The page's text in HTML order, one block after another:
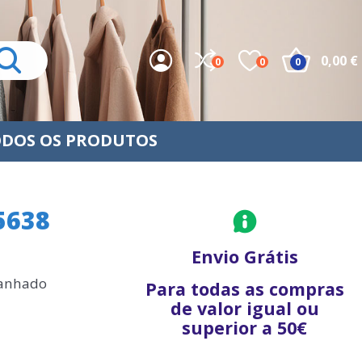
0 0 0,00 €
0
OS PRODUTOS
Envio Grátis
Para todas as compras
de valor igual ou
superior a 50€